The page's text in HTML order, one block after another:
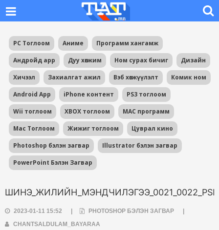
PC Тоглоом Аниме Программ хангамж
Андройд app Дуу хөгжим Ном сурах бичиг Дизайн
Хичээл Захиалгат ажил Вэб хөгжүүлэлт Комик ном
Android App iPhone контент PS3 тоглоом
Wii тоглоом XBOX тоглоом MAC программ
Mac Тоглоом Жижиг тоглоом Цуврал кино
Photoshop бэлэн загвар Illustrator бэлэн загвар
PowerPoint Бэлэн Загвар
ШИНЭ_ЖИЛИЙН_МЭНДЧИЛЭГЭЭ_0021_0022_PSD
2023-01-11 15:52 PHOTOSHOP БЭЛЭН ЗАГВАР
CHANTSALDULAM_BAYARAA